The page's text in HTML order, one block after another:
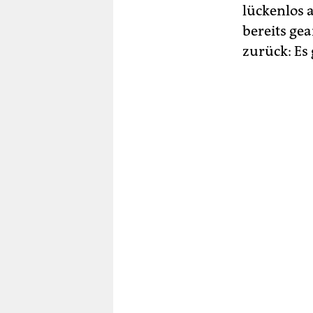
lückenlos
bereits
zurück: Es